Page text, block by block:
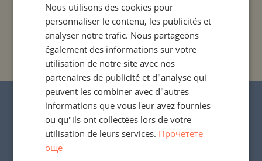
PROJETS ET PROPRIÉTÉS PAR RÉGION
PROJETS ET PROPRIÉTÉS PAR NOM DE
BÂTIMENT/COMPLEXE
© 2016-2026 « Stonehard Marketing » Ltd. Tous
droits réservés.
STONEHARD™ et le logo sont des marques déposées.
Tous les textes, graphiques et éléments visuels présents
GERMAN
ROMANIAN
Nous utilisons des cookies pour
personnaliser le contenu, les publicités et
analyser notre trafic. Nous partageons
également des informations sur votre
utilisation de notre site avec nos
partenaires de publicité et d"analyse qui
peuvent les combiner avec d"autres
informations que vous leur avez fournies
ou qu"ils ont collectées lors de votre
utilisation de leurs services. Прочетете
още